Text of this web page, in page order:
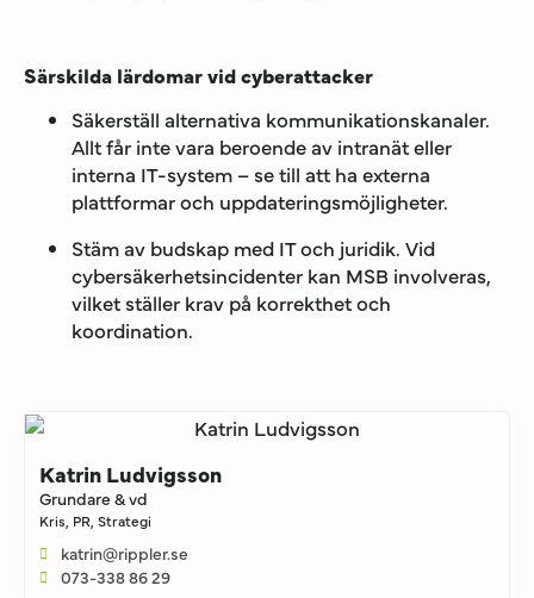
Särskilda lärdomar vid cyberattacker
Säkerställ alternativa kommunikationskanaler.
Allt får inte vara beroende av intranät eller
interna IT-system – se till att ha externa
plattformar och uppdateringsmöjligheter.
Stäm av budskap med IT och juridik. Vid
cybersäkerhetsincidenter kan MSB involveras,
vilket ställer krav på korrekthet och
koordination.
Katrin Ludvigsson
Grundare & vd
Kris, PR, Strategi
katrin@rippler.se
073-338 86 29